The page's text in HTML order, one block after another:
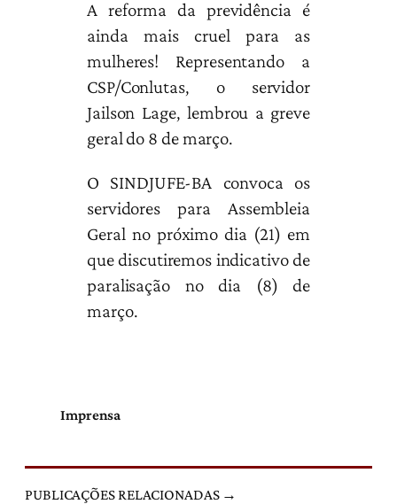
A reforma da previdência é
ainda mais cruel para as
mulheres! Representando a
CSP/Conlutas, o servidor
Jailson Lage, lembrou a greve
geral do 8 de março.
O SINDJUFE-BA convoca os
servidores para Assembleia
Geral no próximo dia (21) em
que discutiremos indicativo de
paralisação no dia (8) de
março.
Imprensa
PUBLICAÇÕES RELACIONADAS →